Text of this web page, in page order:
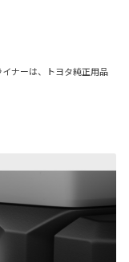
ナーは、トヨタ純正用品